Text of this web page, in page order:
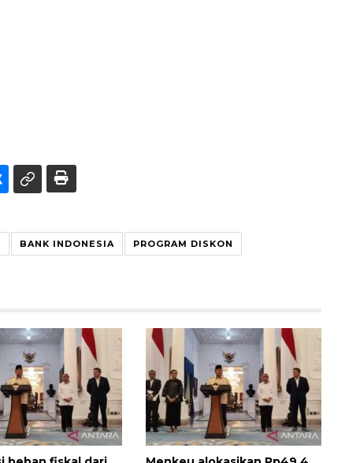
BANK INDONESIA PROGRAM DISKON